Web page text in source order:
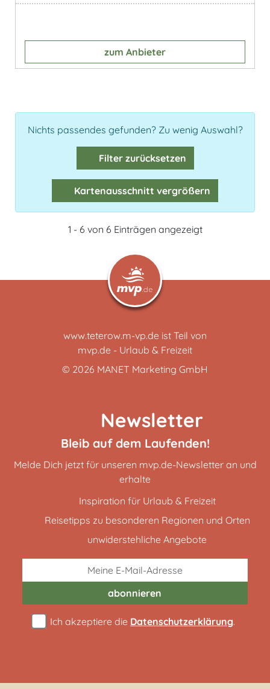
zum Anbieter
Nichts passendes gefunden? Zu wenig Auswahl?
Filter zurücksetzen
Kartenausschnitt vergrößern
1 - 6 von 6 Einträgen angezeigt
www.teterow.m-vp.de ist Teil von
mvp.de - Urlaub & Freizeit
© 2026 MANET Marketing GmbH
Newsletter
Bleib auf dem Laufenden!
Melde Dich jetzt für unseren mvp.de-Newsletter an und
erhalte
Inspiration für Urlaub & Freizeit
Reisetipps zu besonderen Regionen und Orten
unwiderstehliche Angebote
abonnieren
Ich akzeptiere die Datenschutzerklärung.